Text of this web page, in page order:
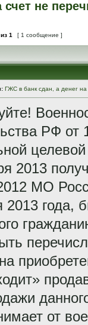
счет не
из 1 [ 1 сообщение ]
ГЖС в банк сдан, а денег
РФ
2013
МО
2013 года,
от